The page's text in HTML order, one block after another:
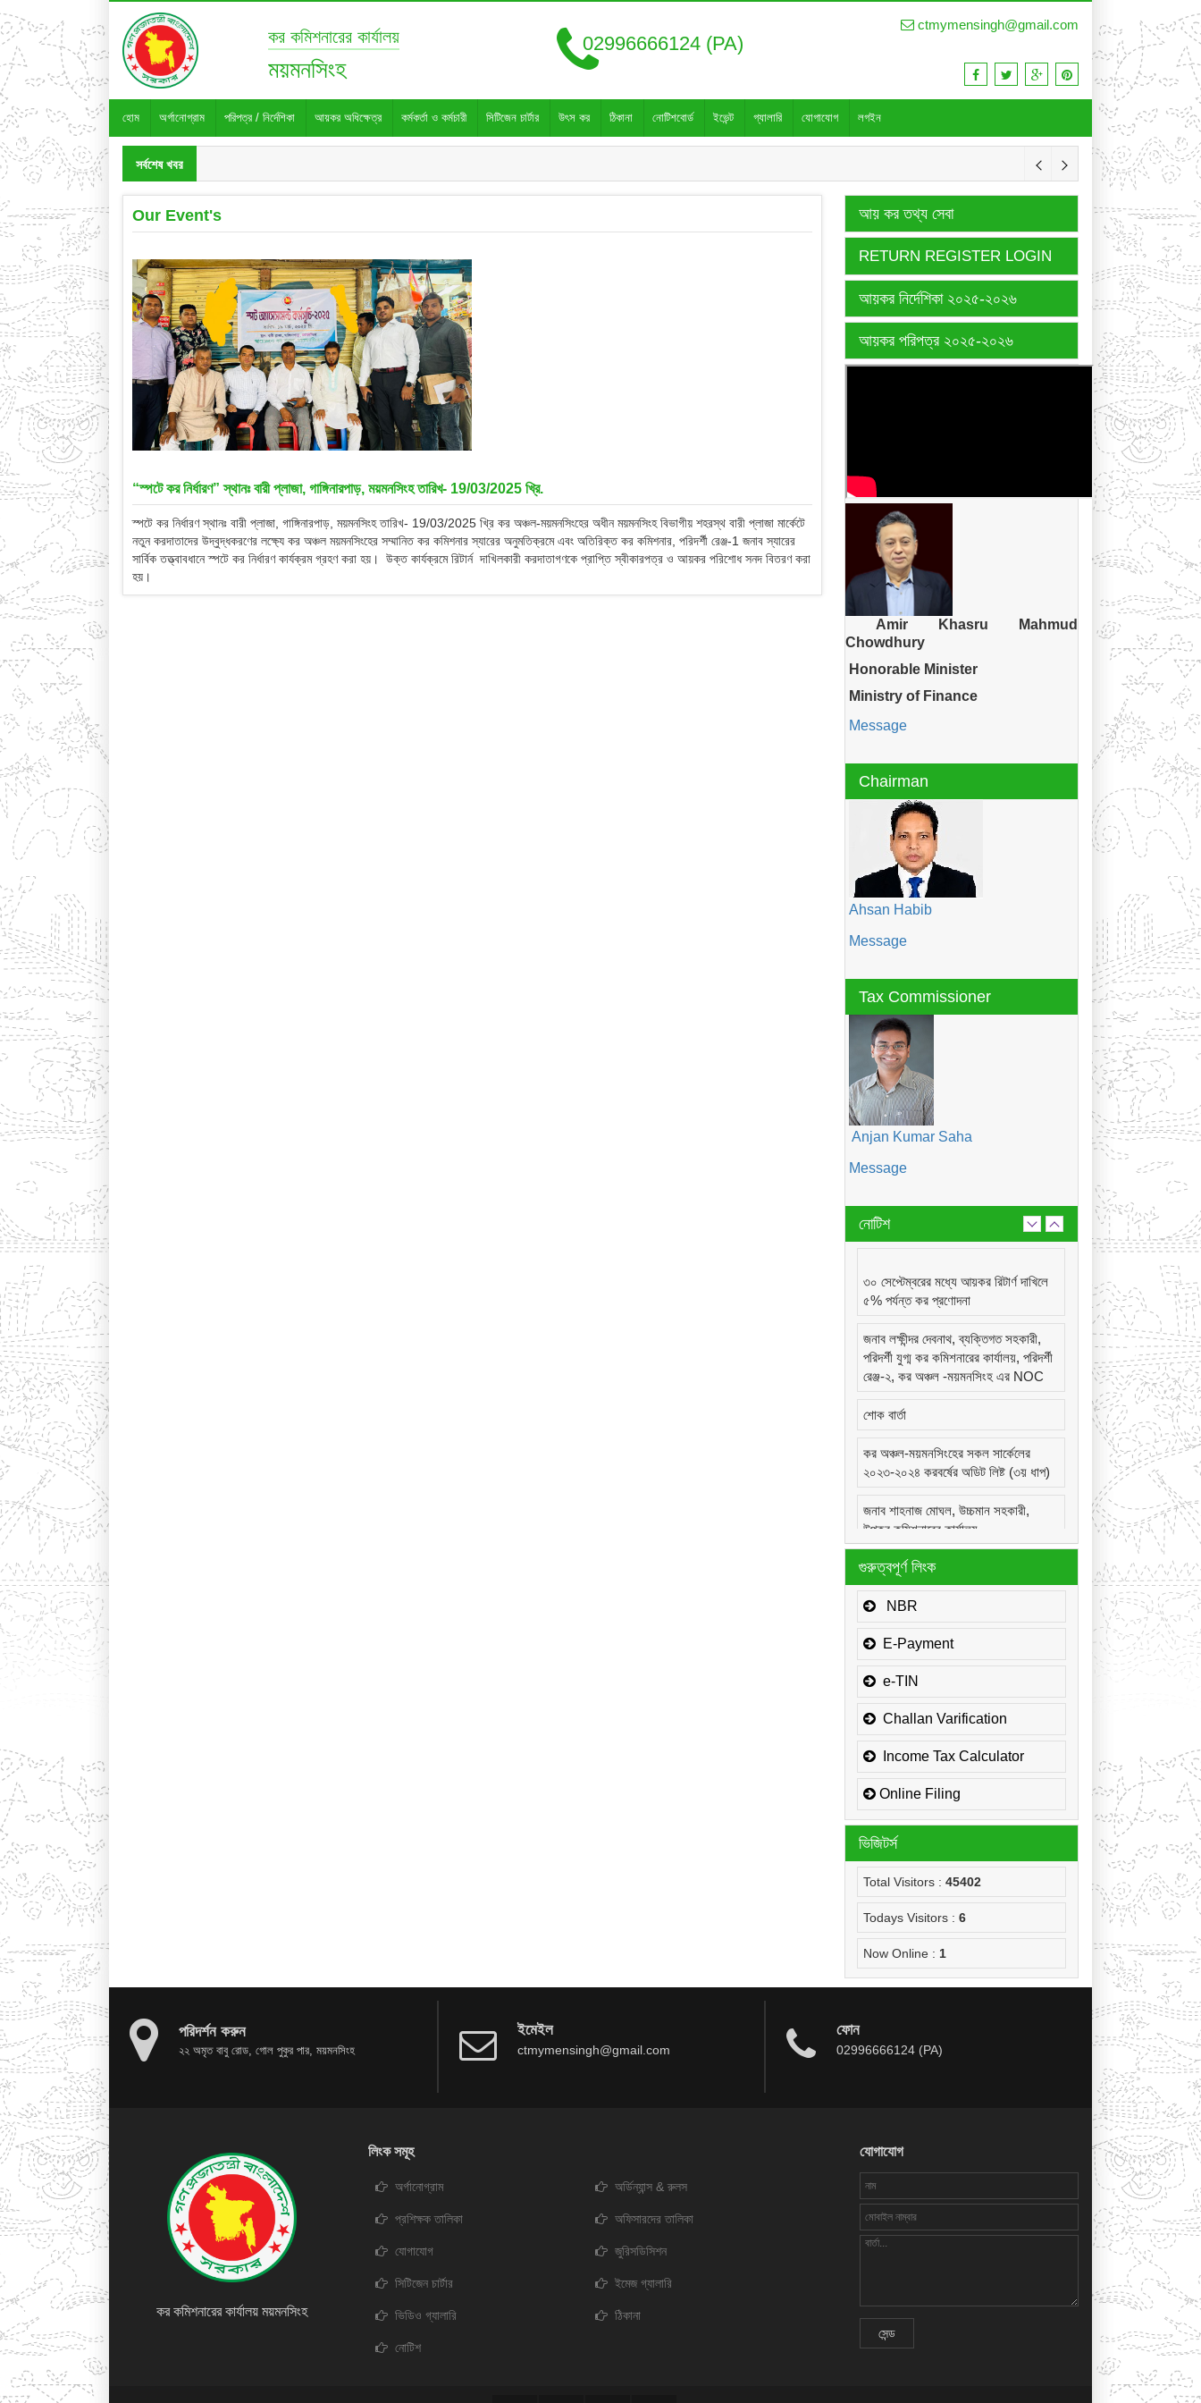
কর কমিশনারের কার্যালয়
ময়মনসিংহ
02996666124 (PA)
ctmymensingh@gmail.com
হোম অর্গানোগ্রাম পরিপত্র / নির্দেশিকা আয়কর অধিক্ষেত্র কর্মকর্তা ও কর্মচারী সিটিজেন চার্টার উৎস কর ঠিকানা নোটিশবোর্ড ইভেন্ট গ্যালারি যোগাযোগ লগইন
সর্বশেষ খবর
Our Event's
“স্পটে কর নির্ধারণ” স্থানঃ বারী প্লাজা, গাঙ্গিনারপাড়, ময়মনসিংহ তারিখ- 19/03/2025 খ্রি.
স্পটে কর নির্ধারণ স্থানঃ বারী প্লাজা, গাঙ্গিনারপাড়, ময়মনসিংহ তারিখ- 19/03/2025 খ্রি কর অঞ্চল-ময়মনসিংহের অধীন ময়মনসিংহ বিভাগীয় শহরস্থ বারী প্লাজা মার্কেটে
নতুন করদাতাদের উদ্বুদ্ধকরণের লক্ষ্যে কর অঞ্চল ময়মনসিংহের সম্মানিত কর কমিশনার স্যারের অনুমতিক্রমে এবং অতিরিক্ত কর কমিশনার, পরিদর্শী রেঞ্জ-1 জনাব স্যারের
সার্বিক তত্ত্বাবধানে স্পটে কর নির্ধারণ কার্যক্রম গ্রহণ করা হয়। উক্ত কার্যক্রমে রিটার্ন দাখিলকারী করদাতাগণকে প্রাপ্তি স্বীকারপত্র ও আয়কর পরিশোধ সনদ বিতরণ করা
হয়।
আয় কর তথ্য সেবা
RETURN REGISTER LOGIN
আয়কর নির্দেশিকা ২০২৫-২০২৬
আয়কর পরিপত্র ২০২৫-২০২৬
Amir Khasru Mahmud
Chowdhury
Honorable Minister
Ministry of Finance
Message
Chairman
Ahsan Habib
Message
Tax Commissioner
Anjan Kumar Saha
Message
নোটিশ
৩০ সেপ্টেম্বরের মধ্যে আয়কর রিটার্ণ দাখিলে
৫% পর্যন্ত কর প্রণোদনা
জনাব লক্ষীন্দর দেবনাথ, ব্যক্তিগত সহকারী,
পরিদর্শী যুগ্ম কর কমিশনারের কার্যালয়, পরিদর্শী
রেঞ্জ-২, কর অঞ্চল -ময়মনসিংহ এর NOC
শোক বার্তা
কর অঞ্চল-ময়মনসিংহের সকল সার্কেলের
২০২৩-২০২৪ করবর্ষের অডিট লিষ্ট (৩য় ধাপ)
জনাব শাহনাজ মোঘল, উচ্চমান সহকারী,
উপকর কমিশনারের কার্যালয়,
সার্কেল-২২(দূর্গাপুর), কর অঞ্চল -ময়মনসিংহ
এর NOC
জনাব মোঃ হাবিবুর রহমান, প্রধান সহকারী,
সার্কেল-১(কোম্পানীজ), কর অঞ্চল
কাম-কম্পিউটার অপারেটর, উপকর কমিশনারের
-ময়মনসিংহ এর NOC
গুরুত্বপূর্ণ লিংক
NBR
E-Payment
e-TIN
Challan Varification
Income Tax Calculator
Online Filing
ভিজিটর্স
Total Visitors : 45402
Todays Visitors : 6
Now Online : 1
পরিদর্শন করুন
২২ অমৃত বাবু রোড, গোল পুকুর পার, ময়মনসিংহ
ইমেইল
ctmymensingh@gmail.com
ফোন
02996666124 (PA)
কর কমিশনারের কার্যালয় ময়মনসিংহ
লিংক সমূহ
অর্গানোগ্রাম অর্ডিন্যান্স & রুলস
প্রশিক্ষক তালিকা অফিসারদের তালিকা
যোগাযোগ জুরিসডিসিশন
সিটিজেন চার্টার ইমেজ গ্যালারি
ভিডিও গ্যালারি ঠিকানা
নোটিশ
যোগাযোগ